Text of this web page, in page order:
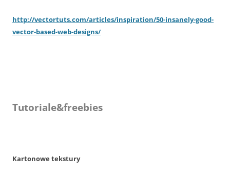
http://vectortuts.com/articles/inspiration/50-insanely-good-
vector-based-web-designs/
Tutoriale&freebies
Kartonowe tekstury